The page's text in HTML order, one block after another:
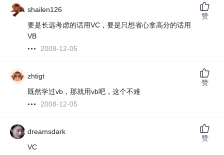
shailen126
要是长远考虑的话用VC，要是只想省心拿高分的话用
VB
2008-12-05
赞
zhtigt
既然学过vb，那就用vb吧，这个不难
2008-12-05
赞
dreamsdark
VC
赞